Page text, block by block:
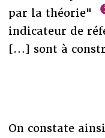
par la théorie"
indicateur de
[…] sont à
On constate